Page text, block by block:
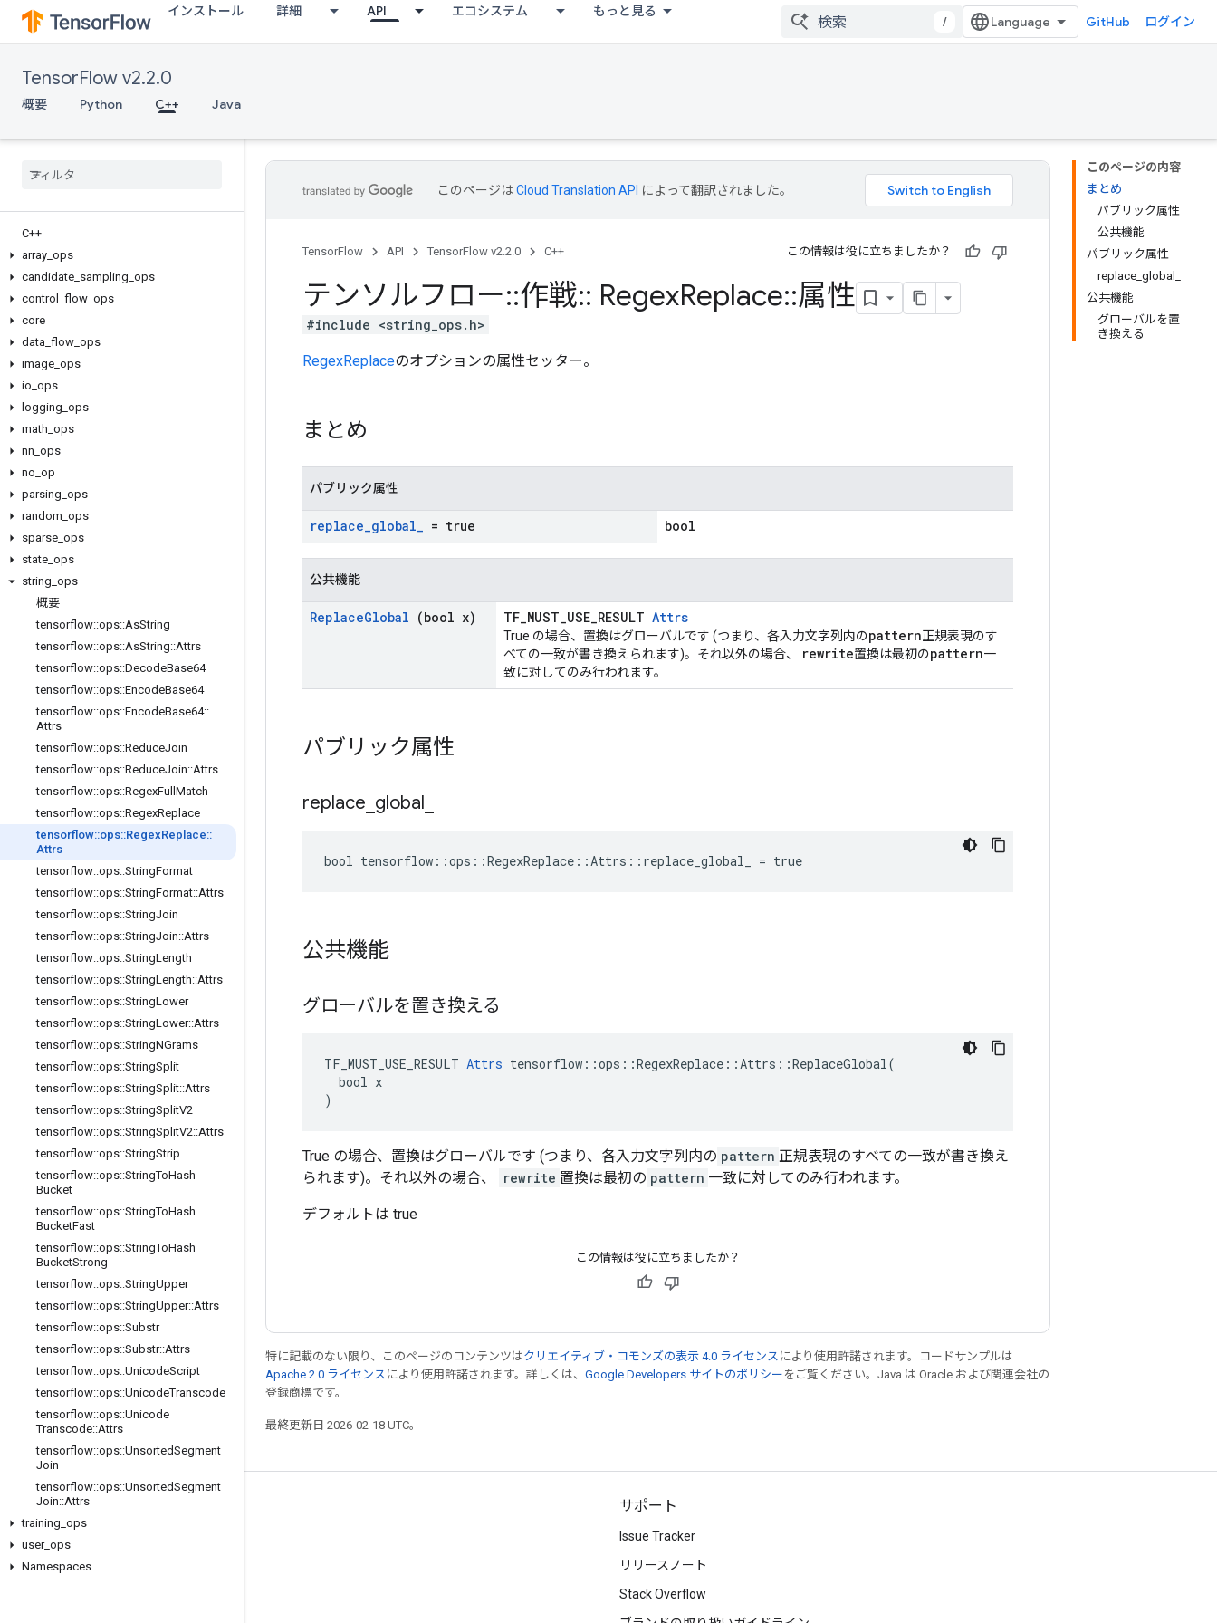
インストール 詳細 API エコシステム もっと見る
/ GitHub ログイン
TensorFlow v2.2.0
概要 Python C++ Java
C++
array ops
candidate sampling ops
control
flow ops
core
data flow ops
image ops
io ops
logging ops
math ops
nn ops
no op
parsing ops
random ops
sparse ops
state ops
string ops
概要
tensorflow::ops::AsString
tensorflow::ops::AsString::Attrs
tensorflow::ops::DecodeBase64
tensorflow::ops::EncodeBase64
tensorflow::ops::EncodeBase64::
Attrs
tensorflow::ops::ReduceJoin
tensorflow::ops::ReduceJoin::Attrs
tensorflow::ops::RegexFull Match
tensorflow::ops::RegexReplace
tensorflow::ops::RegexReplace::
Attrs
tensorflow::ops::StringFormat
tensorflow::ops::StringFormat::Attrs
tensorflow::ops::StringJoin
tensorflow::ops::StringJoin::Attrs
tensorflow::ops::StringLength
tensorflow::ops::StringLength::Attrs
tensorflow::ops::StringLower
tensorflow::ops::StringLower::Attrs
tensorflow::ops::StringNGrams
tensorflow::ops::StringSplit
tensorflow::ops::StringSplit::Attrs
tensorflow::ops::StringSplitV2
tensorflow::ops::StringSplitV2::Attrs
tensorflow::ops::StringStrip
tensorflow::ops::StringToHash
Bucket
tensorflow::ops::StringToHash
BucketFast
tensorflow::ops::StringToHash
BucketStrong
tensorflow::ops::StringUpper
tensorflow::ops::StringUpper::Attrs
tensorflow::ops::Substr
tensorflow::ops::Substr::Attrs
tensorflow::ops::UnicodeScript
tensorflow::ops::UnicodeTranscode
tensorflow::ops::Unicode
Transcode::Attrs
tensorflow::ops::UnsortedSegment
Join
tensorflow::ops::UnsortedSegment
Join::Attrs
training ops
user_ ops
Namespaces
このページの内容
まとめ
パブリック属性
公共機能
パブリック属性
replace_global_
公共機能
グローバルを置
き換える
このページはCloud Translation API によって翻訳されました。
TensorFlow API TensorFlow v2.2.0 C++ この情報は役に立ちましたか？
テンソルフロー::作戦:: RegexReplace::属性
#include <string_ops.h>
RegexReplaceのオプションの属性セッター。
まとめ
パブリック属性
replace_global_ = true bool
公共機能
ReplaceGlobal (bool x) TF_MUST_USE_RESULT Attrs
True の場合、置換はグローバルです (つまり、各入力文字列内のpattern正規表現のす
べての一致が書き換えられます)。それ以外の場合、
rewrite置換は最初のpattern一
致に対してのみ行われます。
パブリック属性
replace global
bool tensorflow::ops::RegexReplace::Attrs::replace_global_ = true
公共機能
グローバルを置き換える
TF_MUST_USE_RESULT Attrs tensorflow::ops::RegexReplace::Attrs::ReplaceGlobal(
  bool x
)
True の場合、置換はグローバルです (つまり、各入力文字列内の pattern 正規表現のすべての一致が書き換え
られます)。それ以外の場合、
rewrite 置換は最初の pattern 一致に対してのみ行われます。
デフォルトは true
この情報は役に立ちましたか？
特に記載のない限り、このページのコンテンツはクリエイティブ・コモンズの表示 4.0 ライセンス により使用許諾されます。コードサンプルは
Apache 2.0 ライセンス により使用許諾されます。詳しくは、 Google Developers サイトのポリシー をご覧ください。Java は Oracle および関連会社の
登録商標です。
最終更新日 2026-02-18 UTC。
つながる
フォーラム
サポート
Issue Tracker
リリースノート
Stack Overflow